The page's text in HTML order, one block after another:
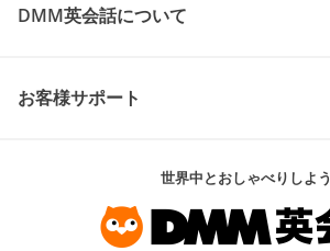
DMM英会話について
お客様サポート
世界中とおしゃべりしよう